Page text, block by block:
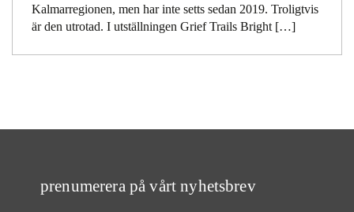
Kalmarregionen, men har inte setts sedan 2019. Troligtvis
är den utrotad. I utställningen Grief Trails Bright […]
prenumerera på vårt nyhetsbrev